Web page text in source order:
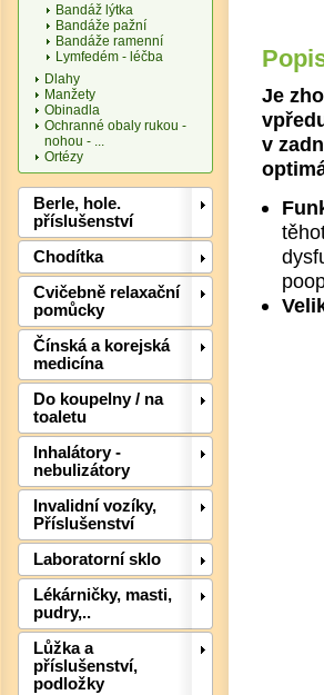
Bandáž lýtka
Bandáže pažní
Bandáže ramenní
Lymfedém - léčba
Dlahy
Manžety
Obinadla
Ochranné obaly rukou -
nohou - ...
Ortézy
Berle, hole.
příslušenství
Chodítka
Cvičebně relaxační
pomůcky
Čínská a korejská
medicína
Do koupelny / na
toaletu
Inhalátory -
nebulizátory
Invalidní vozíky,
Příslušenství
Laboratorní sklo
Lékárničky, masti,
pudry,..
Lůžka a
příslušenství,
podložky
Je
v